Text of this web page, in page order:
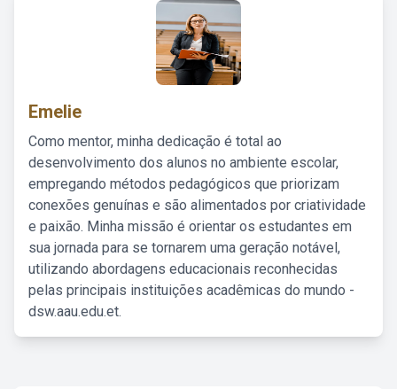
Emelie
Como mentor, minha dedicação é total ao
desenvolvimento dos alunos no ambiente escolar,
empregando métodos pedagógicos que priorizam
conexões genuínas e são alimentados por criatividade
e paixão. Minha missão é orientar os estudantes em
sua jornada para se tornarem uma geração notável,
utilizando abordagens educacionais reconhecidas
pelas principais instituições acadêmicas do mundo -
dsw.aau.edu.et.